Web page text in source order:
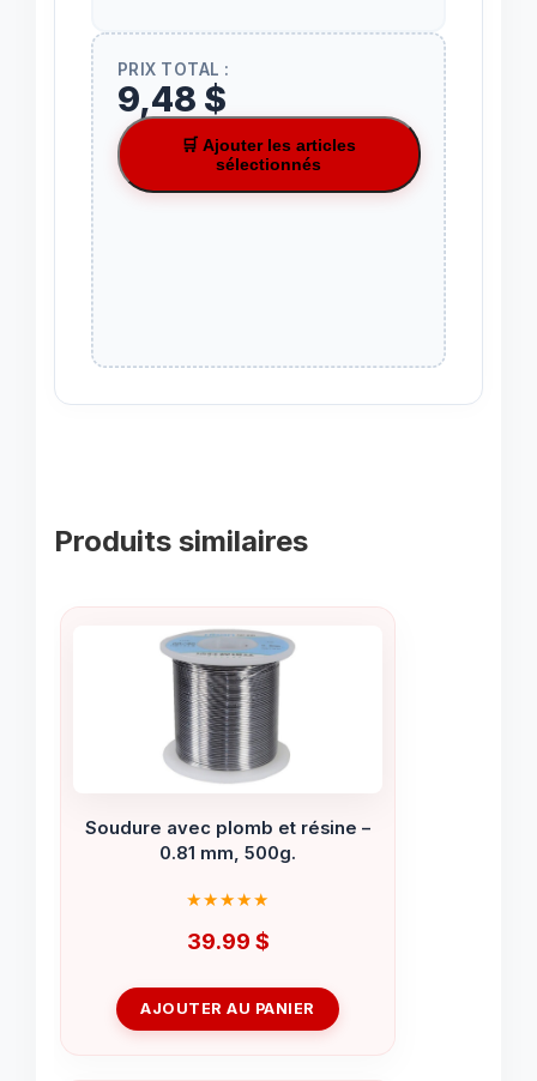
PRIX TOTAL :
9,48 $
🛒 Ajouter les articles
sélectionnés
Produits similaires
Soudure avec plomb et résine –
0.81 mm, 500g.
39.99 $
AJOUTER AU PANIER